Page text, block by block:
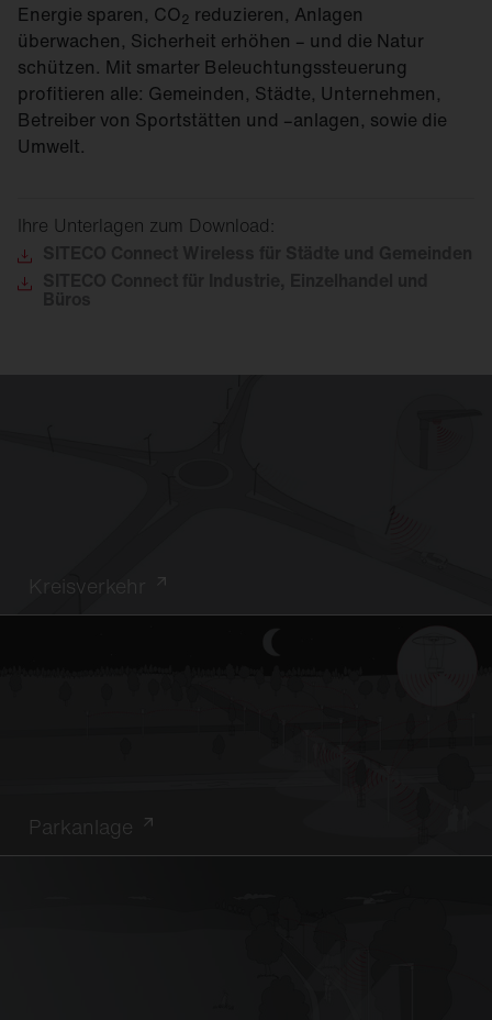
Energie sparen, CO2 reduzieren, Anlagen
überwachen, Sicherheit erhöhen – und die Natur
schützen. Mit smarter Beleuchtungssteuerung
profitieren alle: Gemeinden, Städte, Unternehmen,
Betreiber von Sportstätten und –anlagen, sowie die
Umwelt.
Ihre Unterlagen zum Download:
Kreisverkehr
Parkanlage